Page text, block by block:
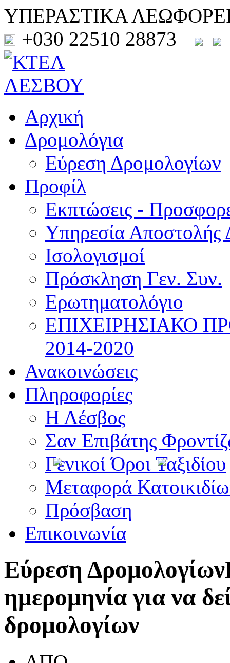
ΥΠΕΡΑΣΤΙΚΑ
+030 22510 28873
Αρχική
Δρομολόγια
Εύρεση Δρομολογίων
Προφίλ
Εκπτώσεις -
Υπηρεσία Αποστολής
Ισολογισμοί
Πρόσκληση Γεν. Συν.
Ερωτηματολόγιο
ΕΠΙΧΕΙΡΗΣΙΑΚΟ
2014-2020
Ανακοινώσεις
Πληροφορίες
Η Λέσβος
Σαν Επιβάτης
Γενικοί Όροι Ταξιδίου
Μεταφορά
Πρόσβαση
Επικοινωνία
Εύρεση Δρομολογίων
ημερομηνία για να
δρομολογίων